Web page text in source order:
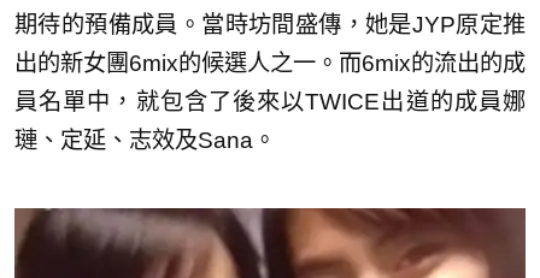
期待的預備成員。當時坊間盛傳，她是JYP原定推
出的新女團6mix的候選人之一。而6mix的流出的成
員名單中，就包含了後來以TWICE出道的成員娜
璉、定延、志效及Sana。